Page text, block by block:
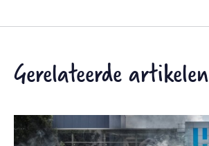
Gerelateerde artikelen